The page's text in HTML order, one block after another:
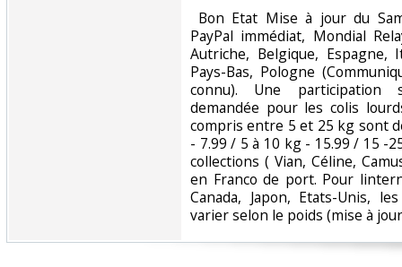
Bon Etat Mise à jour du
PayPal immédiat, Mondial
Autriche, Belgique, Espagne,
Pays-Bas, Pologne
connu). Une participation
demandée pour les colis
compris entre 5 et 25 kg sont
- 7.99 / 5 à 10 kg - 15.99 / 15 -
collections ( Vian, Céline,
en Franco de port. Pour
Canada, Japon, Etats-Unis,
varier selon le poids (mise à